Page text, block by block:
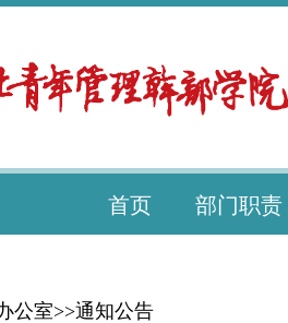
首页 部门职责
公室>>通知公告